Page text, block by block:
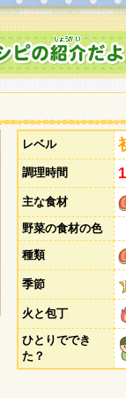
レベル
調理時間
主な食材
野菜の食材の色
種類
季節
火と包丁
ひとりででき
た？